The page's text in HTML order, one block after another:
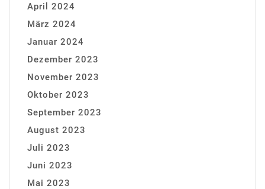
April 2024
März 2024
Januar 2024
Dezember 2023
November 2023
Oktober 2023
September 2023
August 2023
Juli 2023
Juni 2023
Mai 2023